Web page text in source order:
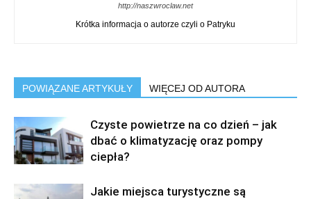
http://naszwroclaw.net
Krótka informacja o autorze czyli o Patryku
POWIĄZANE ARTYKUŁY WIĘCEJ OD AUTORA
Czyste powietrze na co dzień – jak
dbać o klimatyzację oraz pompy
ciepła?
Jakie miejsca turystyczne są